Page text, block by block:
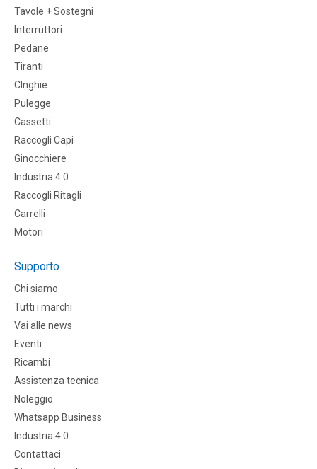
Tavole + Sostegni
Interruttori
Pedane
Tiranti
CInghie
Pulegge
Cassetti
Raccogli Capi
Ginocchiere
Industria 4.0
Raccogli Ritagli
Carrelli
Motori
Supporto
Chi siamo
Tutti i marchi
Vai alle news
Eventi
Ricambi
Assistenza tecnica
Noleggio
Whatsapp Business
Industria 4.0
Contattaci